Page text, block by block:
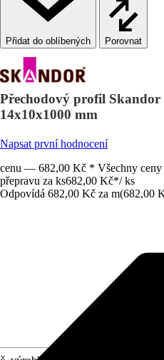
Porovnat
Přechodový profil
14x10x1000 mm
Napsat první hodnocení
cenu — 682,00 Kč * Všechny ceny
přepravu za ks682,00 Kč*/ ks
Odpovídá 682,00 Kč za m(682,00